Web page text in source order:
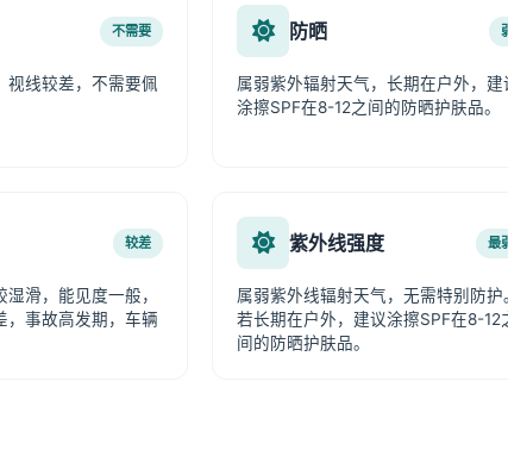
不需要
视线较差，不需要佩
防晒
属弱紫外辐射天气，长期在户外，建
涂擦SPF在8-12之间的防晒护肤品。
较差
滑，能见度一般，
，事故高发期，车辆
紫外线强度 最
属弱紫外线辐射天气，无需特别防护
若长期在户外，建议涂擦SPF在8-12
间的防晒护肤品。